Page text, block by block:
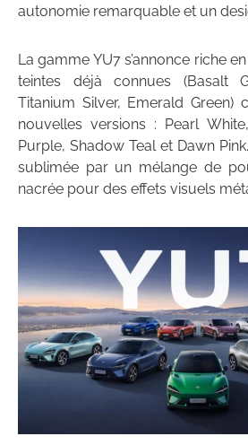
autonomie remarquable et un
La gamme YU7 s’annonce riche
teintes déjà connues (Basalt
Titanium Silver, Emerald Green)
nouvelles versions : Pearl
Purple, Shadow Teal et Dawn
sublimée par un mélange de
nacrée pour des effets visuels